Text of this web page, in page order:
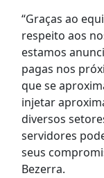
“Graças ao
respeito aos
estamos
pagas nos
que se
injetar
diversos
servidores
seus
Bezerra.